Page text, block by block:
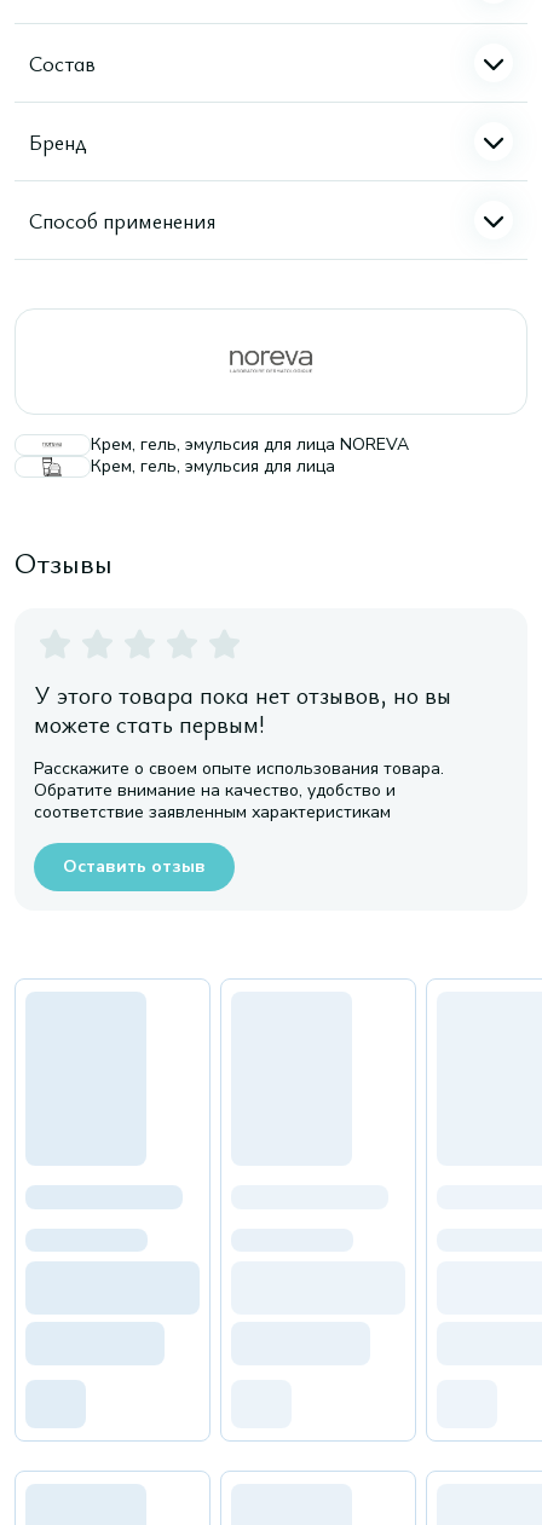
Состав
Бренд
Способ применения
Крем, гель, эмульсия для лица NOREVA
Крем, гель, эмульсия для лица
Отзывы
У этого товара пока нет отзывов, но вы
можете стать первым!
Расскажите о своем опыте использования товара.
Обратите внимание на качество, удобство и
соответствие заявленным характеристикам
Оставить отзыв